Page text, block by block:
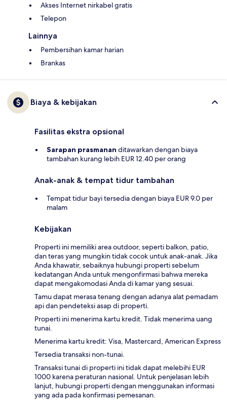
Akses Internet nirkabel gratis
Telepon
Lainnya
Pembersihan kamar harian
Brankas
Biaya & kebijakan
Fasilitas ekstra opsional
Sarapan prasmanan ditawarkan dengan biaya
tambahan kurang lebih EUR 12.40 per orang
Anak-anak & tempat tidur tambahan
Tempat tidur bayi tersedia dengan biaya EUR 9.0 per
malam
Kebijakan
Properti ini memiliki area outdoor, seperti balkon, patio,
dan teras yang mungkin tidak cocok untuk anak-anak. Jika
Anda khawatir, sebaiknya hubungi properti sebelum
kedatangan Anda untuk mengonfirmasi bahwa mereka
dapat mengakomodasi Anda di kamar yang sesuai.
Tamu dapat merasa tenang dengan adanya alat pemadam
api dan pendeteksi asap di properti.
Properti ini menerima kartu kredit. Tidak menerima uang
tunai.
Menerima kartu kredit: Visa, Mastercard, American Express
Tersedia transaksi non-tunai.
Transaksi tunai di properti ini tidak dapat melebihi EUR
1000 karena peraturan nasional. Untuk penjelasan lebih
lanjut, hubungi properti dengan menggunakan informasi
yang ada pada konfirmasi pemesanan.